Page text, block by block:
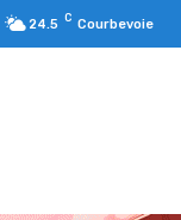
24.5 C Courbevoie